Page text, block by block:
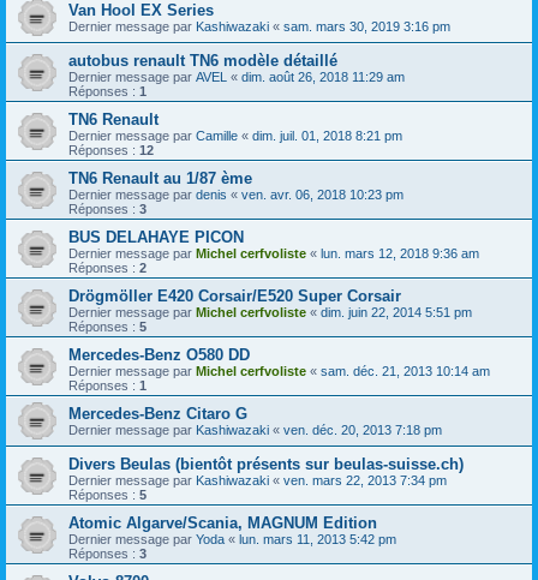
Van Hool EX Series
Dernier message par Kashiwazaki « sam. mars 30, 2019 3:16 pm
autobus renault TN6 modèle détaillé
Dernier message par AVEL « dim. août 26, 2018 11:29 am
Réponses : 1
TN6 Renault
Dernier message par Camille « dim. juil. 01, 2018 8:21 pm
Réponses : 12
TN6 Renault au 1/87 ème
Dernier message par denis « ven. avr. 06, 2018 10:23 pm
Réponses : 3
BUS DELAHAYE PICON
Dernier message par Michel cerfvoliste « lun. mars 12, 2018 9:36 am
Réponses : 2
Drögmöller E420 Corsair/E520 Super Corsair
Dernier message par Michel cerfvoliste « dim. juin 22, 2014 5:51 pm
Réponses : 5
Mercedes-Benz O580 DD
Dernier message par Michel cerfvoliste « sam. déc. 21, 2013 10:14 am
Réponses : 1
Mercedes-Benz Citaro G
Dernier message par Kashiwazaki « ven. déc. 20, 2013 7:18 pm
Divers Beulas (bientôt présents sur beulas-suisse.ch)
Dernier message par Kashiwazaki « ven. mars 22, 2013 7:34 pm
Réponses : 5
Atomic Algarve/Scania, MAGNUM Edition
Dernier message par Yoda « lun. mars 11, 2013 5:42 pm
Réponses : 3